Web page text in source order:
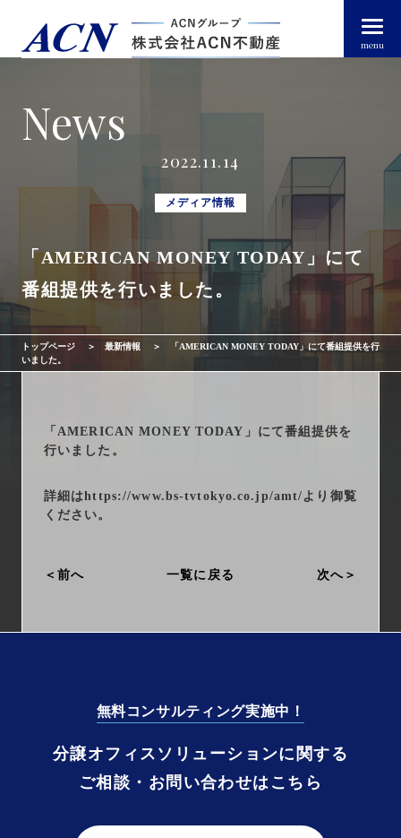
menu
経営者・法人のお客様
個人のお客様
トップページ arrow_right_alt
ACN不動産について
不動産投資ガイド
会社情報
採用情報 arrow_right_alt
勧誘方針
News
2022.11.14
メディア情報
「AMERICAN MONEY TODAY」にて
番組提供を行いました。
トップページ 最新情報
「AMERICAN MONEY TODAY」にて番組提供を行
いました。
「AMERICAN MONEY TODAY」にて番組提供を
行いました。
詳細はhttps://www.bs-tvtokyo.co.jp/amt/より御覧
ください。
前へ 一覧に戻る 次へ
無料コンサルティング実施中！
分譲オフィスソリューションに関する
ご相談・お問い合わせはこちら